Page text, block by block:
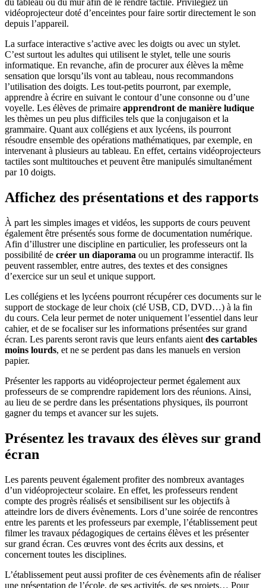
du tableau ou du mur afin de le rendre tactile. Privilégiez un
vidéoprojecteur doté d’enceintes pour faire sortir directement le son
depuis l’appareil.
La surface interactive s’active avec les doigts ou avec un stylet.
C’est surtout les adultes qui utilisent le stylet, telle une souris
informatique. En revanche, afin de procurer aux élèves la même
sensation que lorsqu’ils vont au tableau, nous recommandons
l’utilisation des doigts. Les tout-petits pourront, par exemple,
apprendre à écrire en suivant le contour d’une consonne ou d’une
voyelle. Les élèves de primaire apprendront de manière ludique
les thèmes un peu plus difficiles tels que la conjugaison et la
grammaire. Quant aux collégiens et aux lycéens, ils pourront
résoudre ensemble des opérations mathématiques, par exemple, en
intervenant à plusieurs au tableau. En effet, certains vidéoprojecteurs
tactiles sont multitouches et peuvent être manipulés simultanément
par 10 doigts.
Affichez des présentations et des rapports
À part les simples images et vidéos, les supports de cours peuvent
également être présentés sous forme de documentation numérique.
Afin d’illustrer une discipline en particulier, les professeurs ont la
possibilité de créer un diaporama ou un programme interactif. Ils
peuvent rassembler, entre autres, des textes et des consignes
d’exercice sur un seul et unique support.
Les collégiens et les lycéens pourront récupérer ces documents sur le
support de stockage de leur choix (clé USB, CD, DVD…) à la fin
du cours. Cela leur permet de noter uniquement l’essentiel dans leur
cahier, et de se focaliser sur les informations présentées sur grand
écran. Les parents seront ravis que leurs enfants aient des cartables
moins lourds, et ne se perdent pas dans les manuels en version
papier.
Présenter les rapports au vidéoprojecteur permet également aux
professeurs de se comprendre rapidement lors des réunions. Ainsi,
au lieu de se perdre dans les présentations physiques, ils pourront
gagner du temps et avancer sur les sujets.
Présentez les travaux des élèves sur grand
écran
Les parents peuvent également profiter des nombreux avantages
d’un vidéoprojecteur scolaire. En effet, les professeurs rendent
compte des progrès réalisés et sensibilisent sur les objectifs à
atteindre lors de divers évènements. Lors d’une soirée de rencontres
entre les parents et les professeurs par exemple, l’établissement peut
filmer les travaux pédagogiques de certains élèves et les présenter
sur grand écran. Ces œuvres vont des écrits aux dessins, et
concernent toutes les disciplines.
L’établissement peut aussi profiter de ces évènements afin de réaliser
une présentation de l’école, de ses activités, de ses projets… Pour